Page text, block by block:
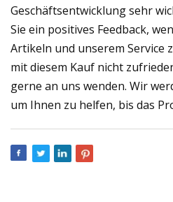
Geschäftsentwicklung sehr
Sie ein positives Feedback,
Artikeln und unserem Service
mit diesem Kauf nicht
gerne an uns wenden. Wir
um Ihnen zu helfen, bis das